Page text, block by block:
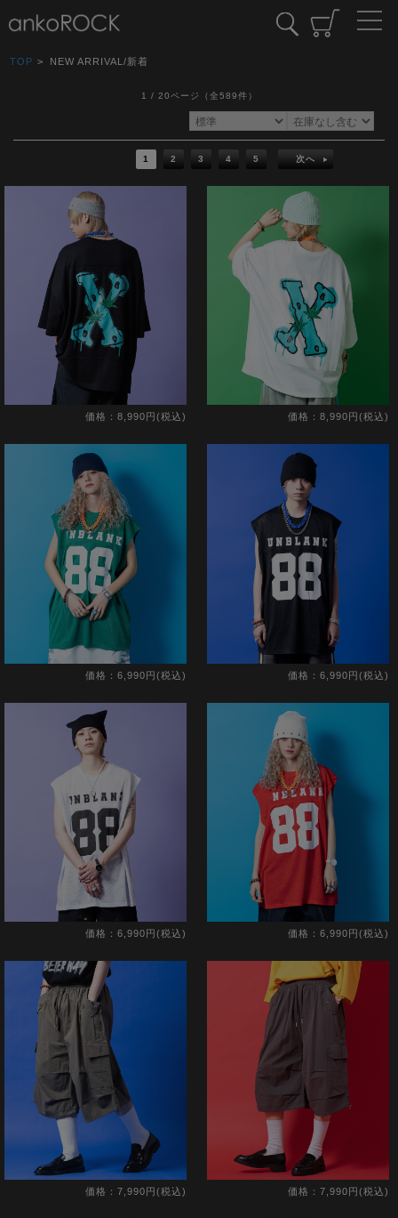
TOP > NEW ARRIVAL/新着
1 / 20ページ （全589件）
1 2 3 4 5 次へ
価格：8,990円(税込) 価格：8,990円(税込)
価格：6,990円(税込) 価格：6,990円(税込)
価格：6,990円(税込) 価格：6,990円(税込)
価格：7,990円(税込) 価格：7,990円(税込)